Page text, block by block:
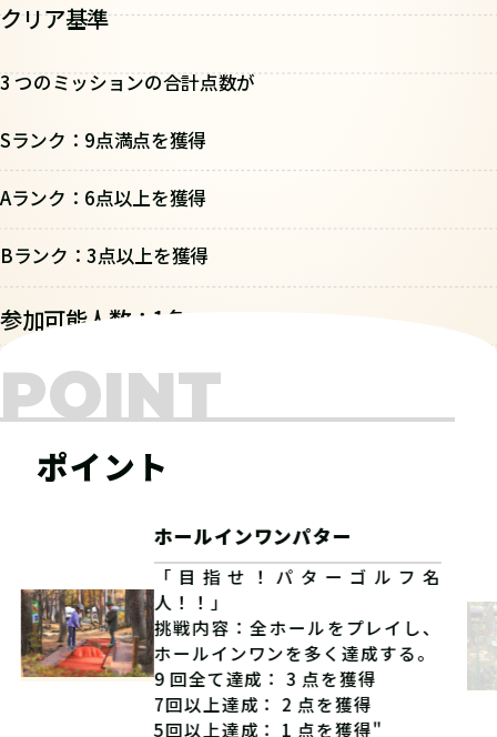
クリア基準
3 つのミッションの合計点数が
Sランク：9点満点を獲得
Aランク：6点以上を獲得
Bランク：3点以上を獲得
参加可能人数：1名
POINT
ポイント
ホールインワンパター
「目指せ！パターゴルフ名
人！！」
挑戦内容：全ホールをプレイし、
ホールインワンを多く達成する。
9 回全て達成： 3 点を獲得
7回以上達成： 2 点を獲得
5回以上達成： 1 点を獲得"